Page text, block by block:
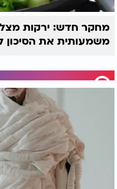
מחקר חדש: ירקות
משמעותית את הסיכון